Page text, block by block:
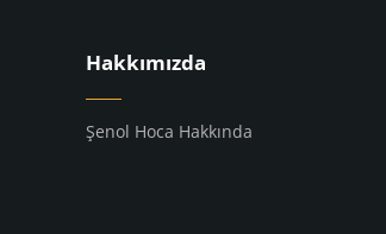
Hakkımızda
Şenol Hoca Hakkında